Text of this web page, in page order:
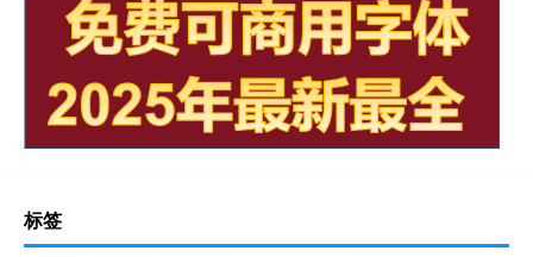
标签